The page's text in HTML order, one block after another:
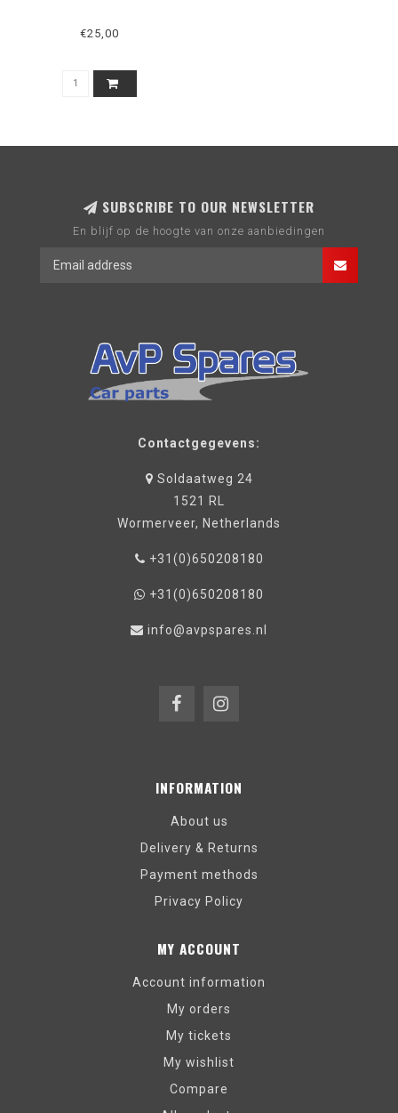
€25,00
SUBSCRIBE TO OUR NEWSLETTER
En blijf op de hoogte van onze aanbiedingen
Contactgegevens:
Soldaatweg 24
1521 RL
Wormerveer, Netherlands
+31(0)650208180
+31(0)650208180
info@avpspares.nl
INFORMATION
About us
Delivery & Returns
Payment methods
Privacy Policy
MY ACCOUNT
Account information
My orders
My tickets
My wishlist
Compare